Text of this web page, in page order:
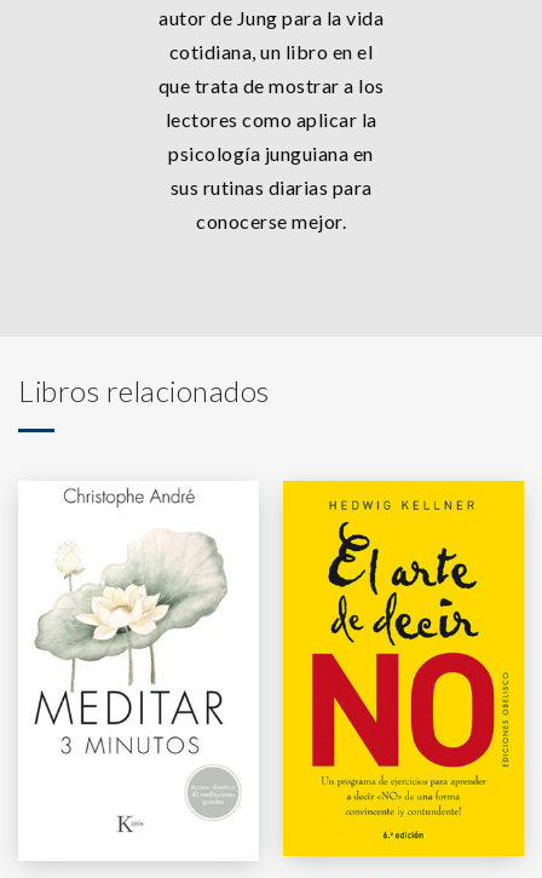
autor de Jung para la vida
cotidiana, un libro en el
que trata de mostrar a los
lectores como aplicar la
psicología junguiana en
sus rutinas diarias para
conocerse mejor.
Libros relacionados